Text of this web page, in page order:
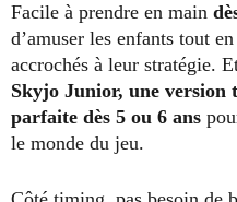
Facile à prendre en main
d’amuser les enfants tout
accrochés à leur stratégie.
Skyjo Junior, une version
parfaite dès 5 ou 6 ans
le monde du jeu.